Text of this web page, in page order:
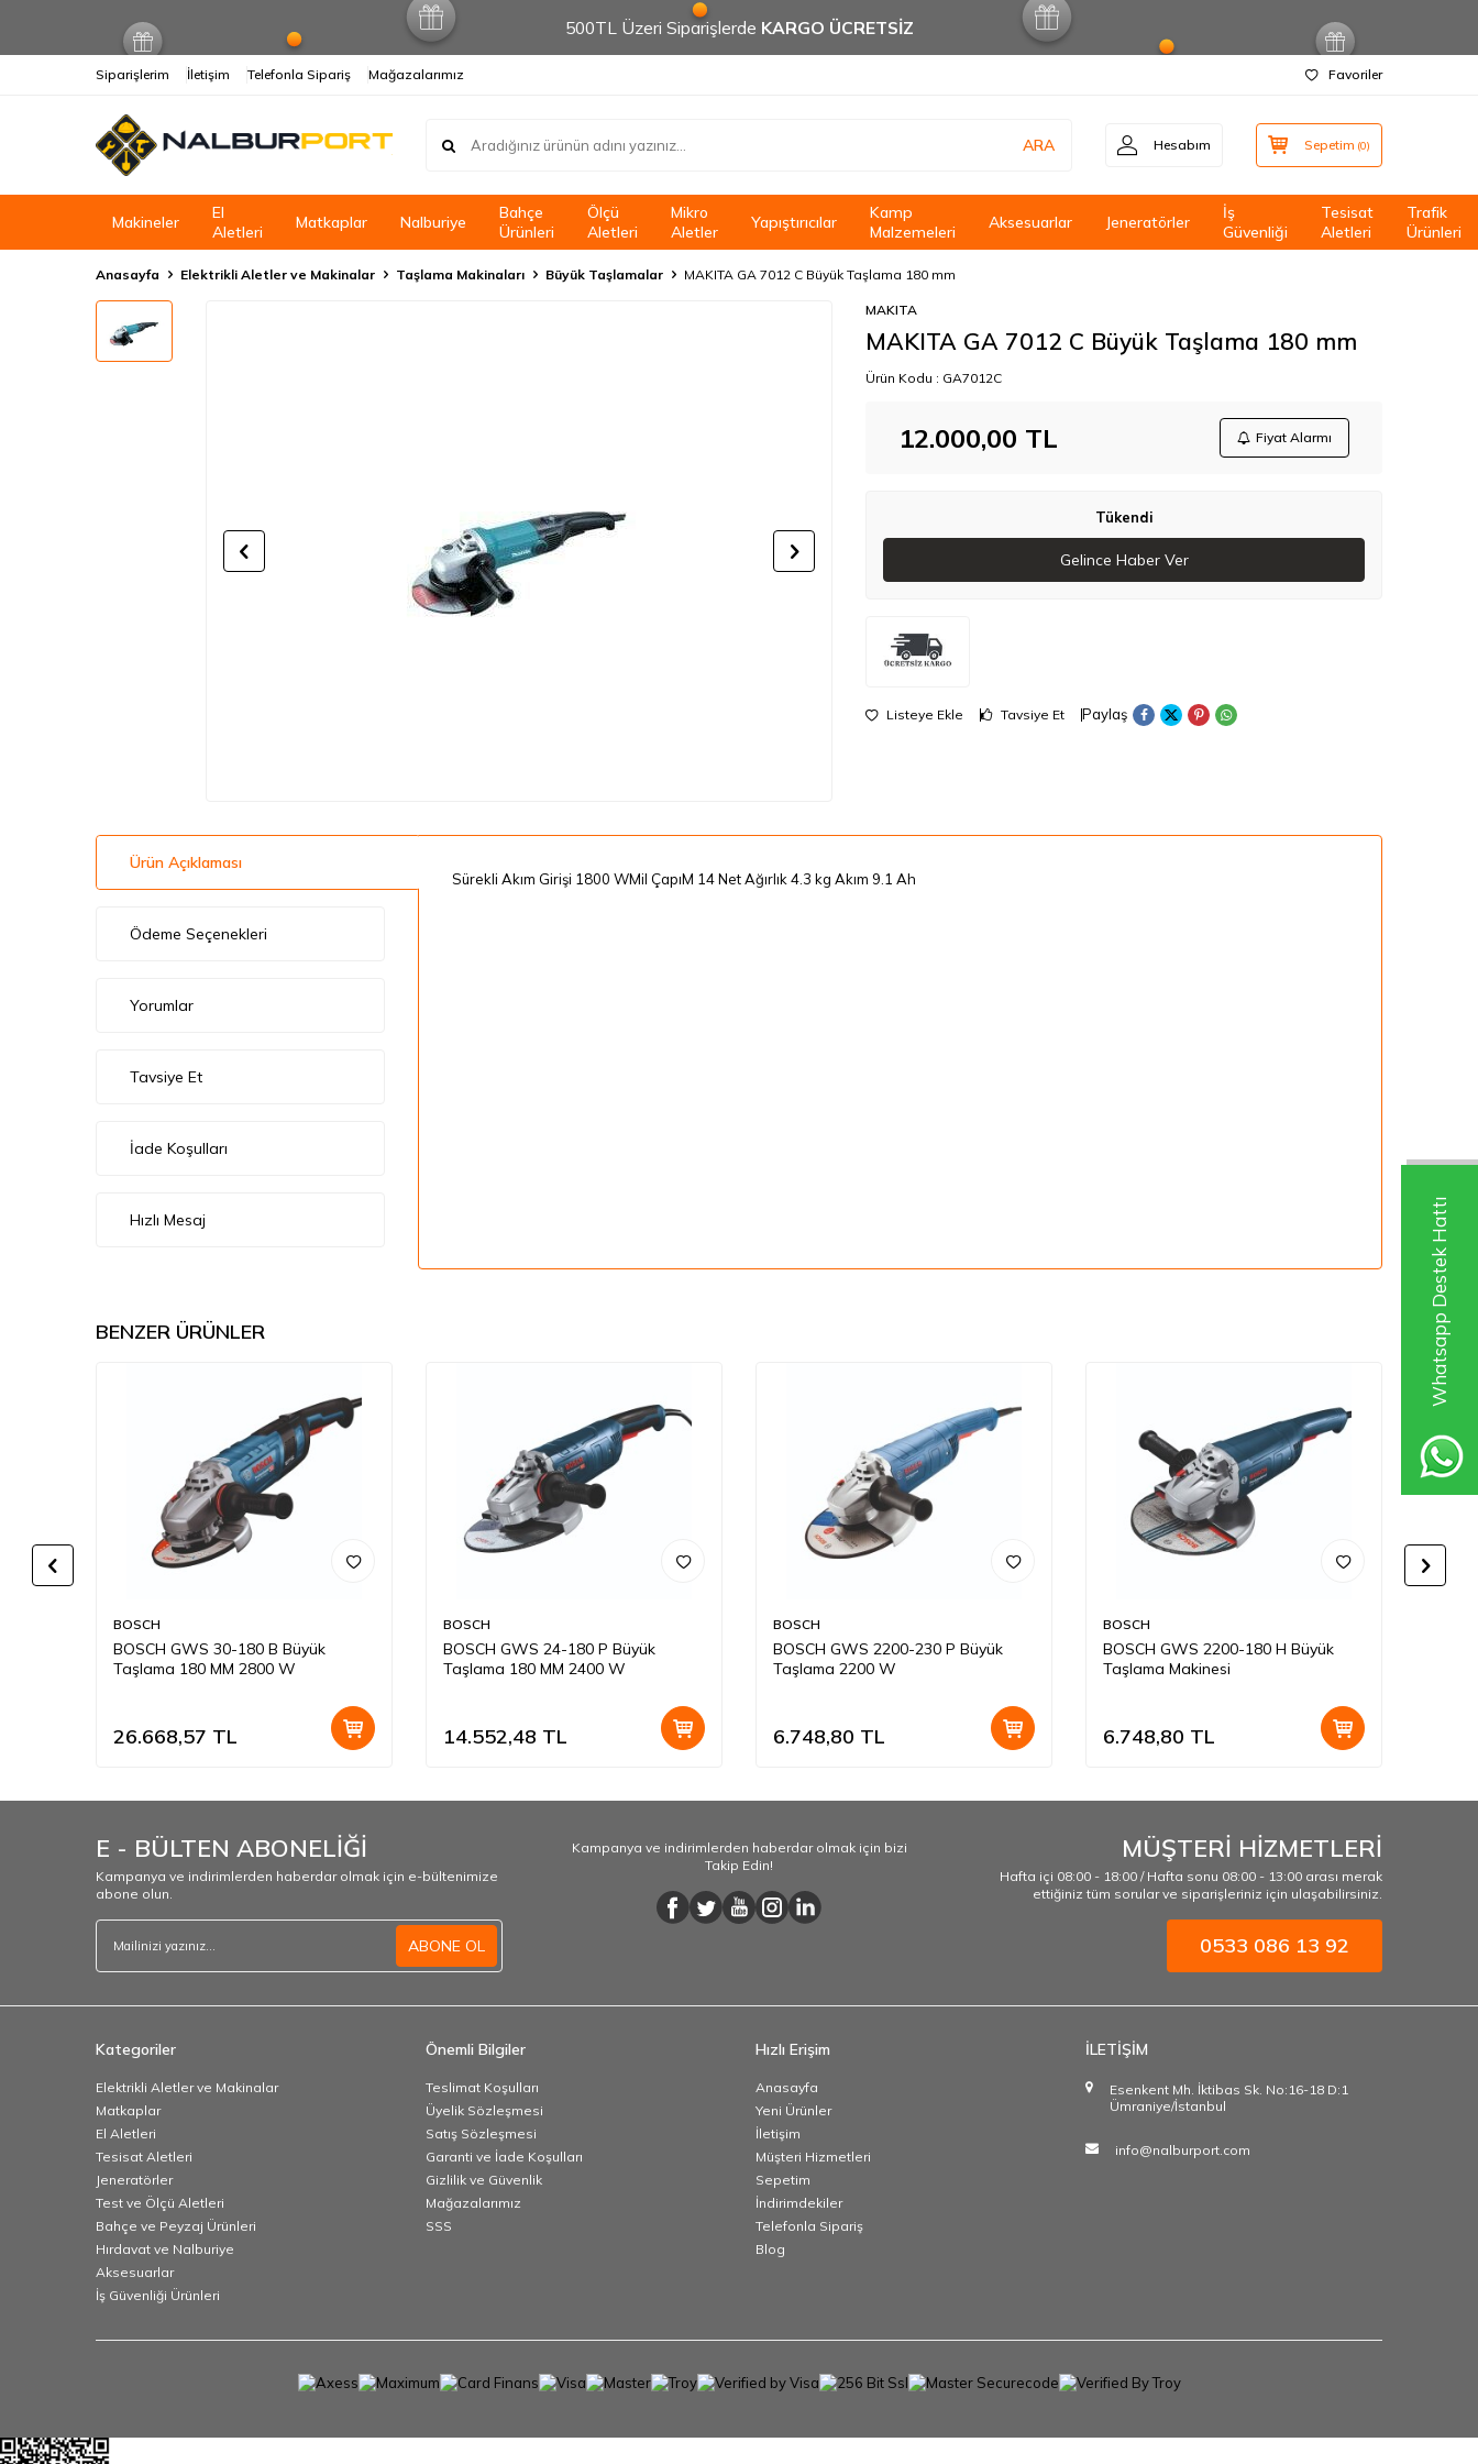
Whatsapp Destek Hattı
500TL Üzeri Siparişlerde KARGO ÜCRETSİZ
Siparişlerim İletişim Telefonla Sipariş Mağazalarımız Favoriler
ARA Hesabım Sepetim (0)
Makineler
El
Aletleri
Matkaplar Nalburiye
Bahçe
Ürünleri
Ölçü
Aletleri
Mikro
Aletler
Yapıştırıcılar
Kamp
Malzemeleri
Aksesuarlar Jeneratörler
İş
Güvenliği
Tesisat
Aletleri
Trafik
Ürünleri
Anasayfa Elektrikli Aletler ve Makinalar Taşlama Makinaları Büyük Taşlamalar MAKITA GA 7012 C Büyük Taşlama 180 mm
MAKITA
MAKITA GA 7012 C Büyük Taşlama 180 mm
Ürün Kodu : GA7012C
12.000,00 TL Fiyat Alarmı
Tükendi
Gelince Haber Ver
Listeye Ekle Tavsiye Et Paylaş
Ürün Açıklaması
Ödeme Seçenekleri
Yorumlar
Tavsiye Et
İade Koşulları
Hızlı Mesaj
Sürekli Akım Girişi 1800 WMil ÇapıM 14 Net Ağırlık 4.3 kg Akım 9.1 Ah
BENZER ÜRÜNLER
BOSCH
BOSCH GWS 30-180 B Büyük
Taşlama 180 MM 2800 W
26.668,57 TL
BOSCH
BOSCH GWS 24-180 P Büyük
Taşlama 180 MM 2400 W
14.552,48 TL
BOSCH
BOSCH GWS 2200-230 P Büyük
Taşlama 2200 W
6.748,80 TL
BOSCH
BOSCH GWS 2200-180 H Büyük
Taşlama Makinesi
6.748,80 TL
Yeni
E - BÜLTEN ABONELİĞİ
Kampanya ve indirimlerden haberdar olmak için e-bültenimize
abone olun.
ABONE OL
Kampanya ve indirimlerden haberdar olmak için bizi
Takip Edin!
MÜŞTERİ HİZMETLERİ
Hafta içi 08:00 - 18:00 / Hafta sonu 08:00 - 13:00 arası merak
ettiğiniz tüm sorular ve siparişleriniz için ulaşabilirsiniz.
0533 086 13 92
Kategoriler
Elektrikli Aletler ve Makinalar
Matkaplar
El Aletleri
Tesisat Aletleri
Jeneratörler
Test ve Ölçü Aletleri
Bahçe ve Peyzaj Ürünleri
Hırdavat ve Nalburiye
Aksesuarlar
İş Güvenliği Ürünleri
Önemli Bilgiler
Teslimat Koşulları
Üyelik Sözleşmesi
Satış Sözleşmesi
Garanti ve İade Koşulları
Gizlilik ve Güvenlik
Mağazalarımız
SSS
Hızlı Erişim
Anasayfa
Yeni Ürünler
İletişim
Müşteri Hizmetleri
Sepetim
İndirimdekiler
Telefonla Sipariş
Blog
İLETİŞİM
Esenkent Mh. İktibas Sk. No:16-18 D:1
Ümraniye/İstanbul
info@nalburport.com